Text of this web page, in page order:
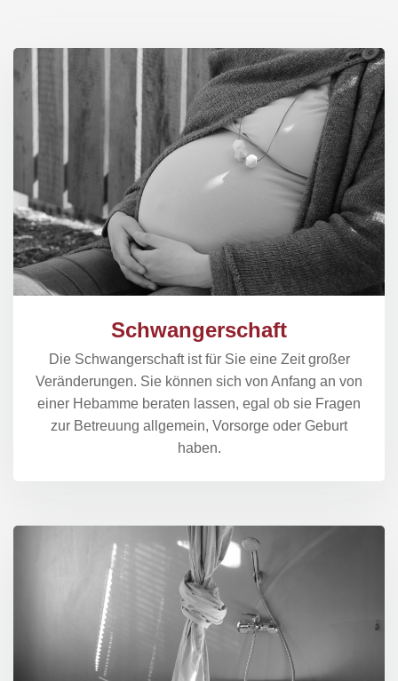
Schwangerschaft
Die Schwangerschaft ist für Sie eine Zeit großer
Veränderungen. Sie können sich von Anfang an von
einer Hebamme beraten lassen, egal ob sie Fragen
zur Betreuung allgemein, Vorsorge oder Geburt
haben.